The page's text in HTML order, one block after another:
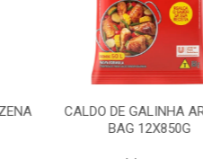
CALDO DE GALINHA ARISCO
BAG 12X850G